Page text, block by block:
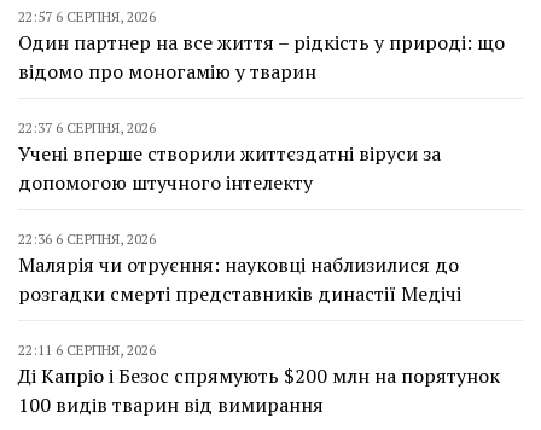
22:57 6 СЕРПНЯ, 2026
Один партнер на все життя – рідкість у природі: що
відомо про моногамію у тварин
22:37 6 СЕРПНЯ, 2026
Учені вперше створили життєздатні віруси за
допомогою штучного інтелекту
22:36 6 СЕРПНЯ, 2026
Малярія чи отруєння: науковці наблизилися до
розгадки смерті представників династії Медічі
22:11 6 СЕРПНЯ, 2026
Ді Капріо і Безос спрямують $200 млн на порятунок
100 видів тварин від вимирання